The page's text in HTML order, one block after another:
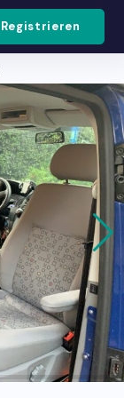
Registrieren